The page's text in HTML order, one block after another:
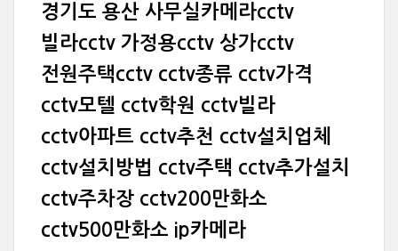
경기도 용산 사무실카메라cctv
빌라cctv 가정용cctv 상가cctv
전원주택cctv cctv종류 cctv가격
cctv모텔 cctv학원 cctv빌라
cctv아파트 cctv추천 cctv설치업체
cctv설치방법 cctv주택 cctv추가설치
cctv주차장 cctv200만화소
cctv500만화소 ip카메라